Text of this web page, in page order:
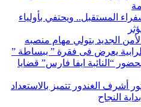
المستقبل.. ويحتفي بأولياء
الجديد بتولي مهام منصبه
يعرض فى فقرة ” ببساطة ”
“النائبة ايفا فارس” قضايا
أشرف الغندور تتميز بالاستعداد
النجاح